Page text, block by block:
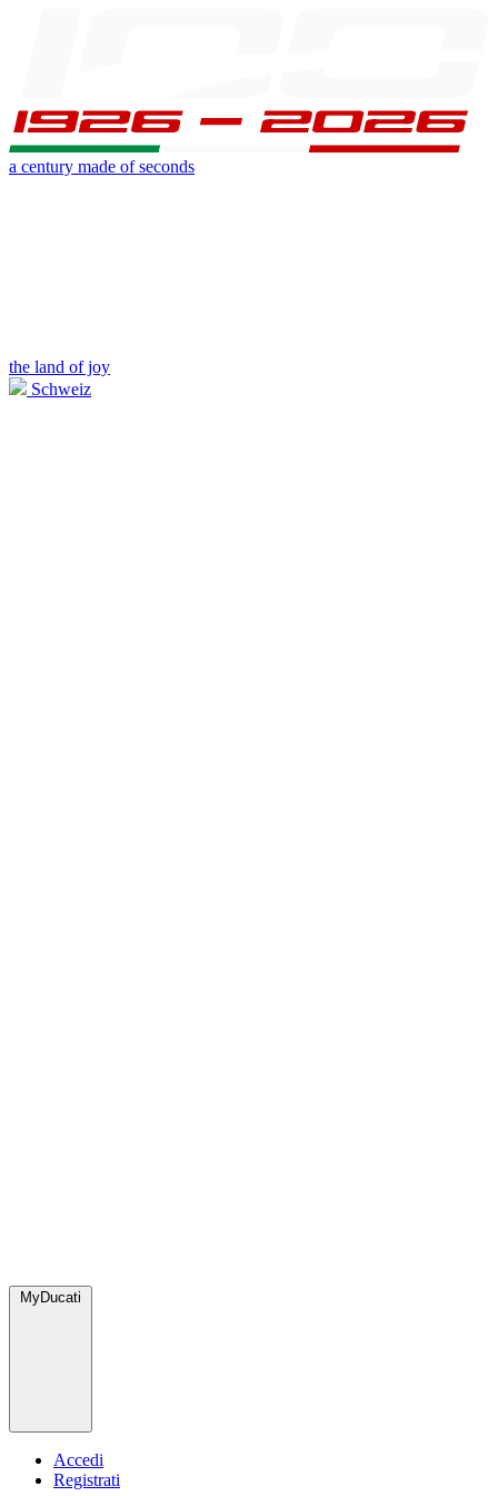
a century made of seconds
the land of joy
Schweiz
MyDucati
Accedi
Registrati